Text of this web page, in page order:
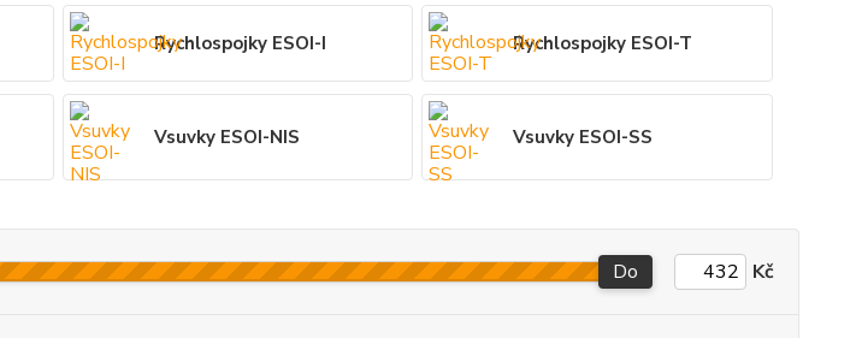
Rychlospojky ESOI-I Rychlospojky ESOI-T
Vsuvky ESOI-NIS Vsuvky ESOI-SS
Do Kč